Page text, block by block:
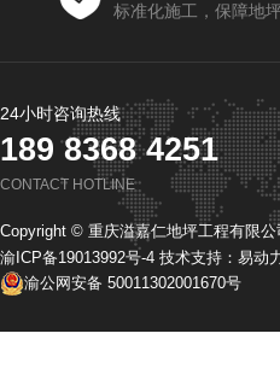
标准化施工，保障地
24小时咨询热线
189 8368 4251
CONTACT HOTLINE
Copyright © 重庆溢嘉仁地坪工程有限公
渝ICP备19013992号-4 技术支持： 易动
渝公网安备 50011302001670号